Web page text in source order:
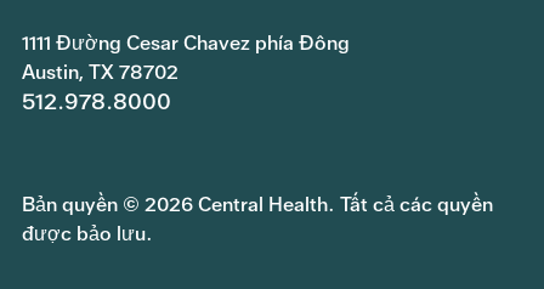
1111 Đường Cesar Chavez phía Đông
Austin, TX 78702
512.978.8000
Bản quyền © 2026 Central Health. Tất cả các quyền
được bảo lưu.